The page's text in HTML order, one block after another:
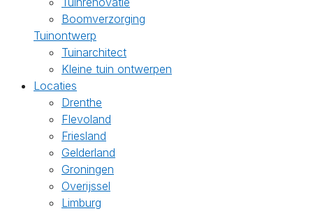
Boomverzorging
Tuinontwerp
Tuinarchitect
Kleine tuin ontwerpen
Locaties
Drenthe
Flevoland
Friesland
Gelderland
Groningen
Overijssel
Limburg